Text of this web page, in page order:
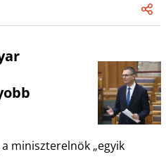
miniszterelnök „egyik